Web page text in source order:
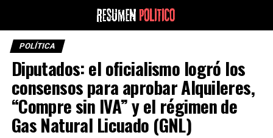
POLÍTICA
Diputados: el oficialismo logró los
consensos para aprobar Alquileres,
“Compre sin IVA” y el régimen de
Gas Natural Licuado (GNL)